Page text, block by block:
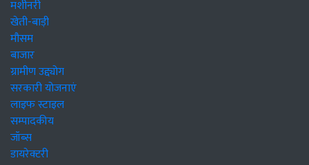
मशीनरी
खेती-बाड़ी
मौसम
बाजार
ग्रामीण उद्द्योग
सरकारी योजनाएं
लाइफ स्टाइल
सम्पादकीय
जॉब्स
डायरेक्टरी